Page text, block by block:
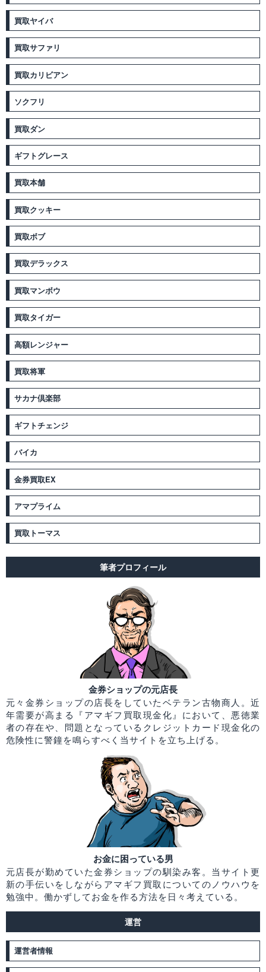
買取ヤイバ
買取サファリ
買取カリビアン
ソクフリ
買取ダン
ギフトグレース
買取本舗
買取クッキー
買取ボブ
買取デラックス
買取マンボウ
買取タイガー
高額レンジャー
買取将軍
サカナ倶楽部
ギフトチェンジ
バイカ
金券買取EX
アマプライム
買取トーマス
筆者プロフィール
金券ショップの元店長
元々金券ショップの店長をしていたベテラン古物商人。近
年需要が高まる『アマギフ買取現金化』において、悪徳業
者の存在や、問題となっているクレジットカード現金化の
危険性に警鐘を鳴らすべく当サイトを立ち上げる。
お金に困っている男
元店長が勤めていた金券ショップの馴染み客。当サイト更
新の手伝いをしながらアマギフ買取についてのノウハウを
勉強中。働かずしてお金を作る方法を日々考えている。
運営
運営者情報